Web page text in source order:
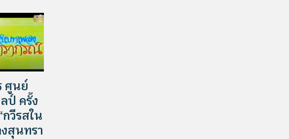
ศูนย์
ป์ ครั้ง
กวีรสใน
สุนทรา